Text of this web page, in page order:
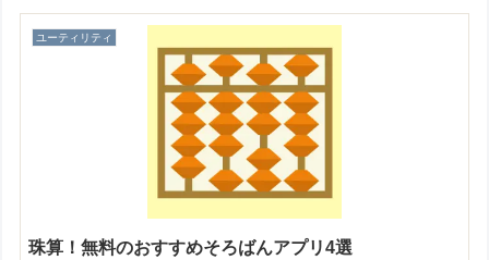
ユーティリティ
珠算！無料のおすすめそろばんアプリ4選